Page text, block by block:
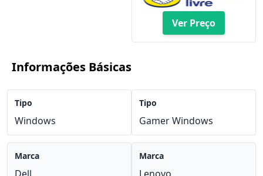
Ver Preço
Informações Básicas
Tipo
Windows
Marca
Tipo
Gamer Windows
Marca